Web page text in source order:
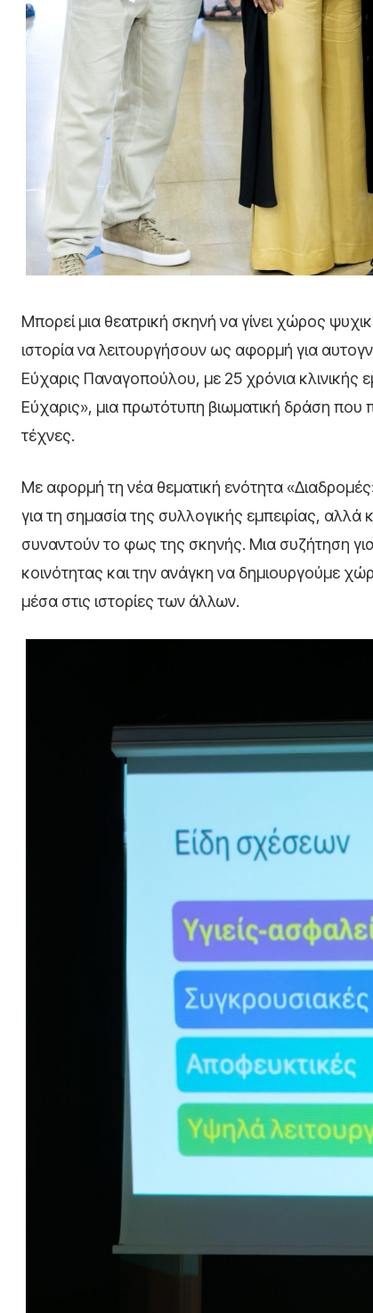
Μπορεί μια θεατρική σκηνή να γίνει χώρος
ιστορία να λειτουργήσουν ως αφορμή για
Εύχαρις Παναγοπούλου, με 25 χρόνια κλινικής
Εύχαρις», μια πρωτότυπη βιωματική δράση που
τέχνες.
Με αφορμή τη νέα θεματική ενότητα
για τη σημασία της συλλογικής εμπειρίας, αλλά
συναντούν το φως της σκηνής. Μια συζήτηση
κοινότητας και την ανάγκη να δημιουργούμε
μέσα στις ιστορίες των άλλων.